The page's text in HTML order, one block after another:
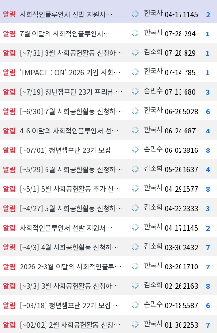
알림
사회적인플루언서 선발 지원서 한국사회공헌협회
04-17 1145
2
알림
7월 이달의 사회적인플루언서 한국사회공헌협회
07-28 294
1
알림
[~7/31] 8월 사회공헌활동 신청하기 김소희 07-28 829
1
알림
'IMPACT : ON' 2026 기업 사회공헌 실천사례 발굴 지원사업 참여기업 모집 한국사회공헌협회
07-14 785
1
알림
[~7/19] 청년챔프단 23기 프리뷰 신청하기 손민수07-13 680
3
알림
[~6/30] 7월 사회공헌활동 신청하기 한국사회공헌협회
06-26 5028
6
알림
4-6 이달의 사회적인플루언서 선정 발표 한국사회공헌협회
06-24 687
4
알림
[~07/01] 청년챔프단 23기 모집 中 손민수06-02 3816
8
알림
[~5/29] 6월 사회공헌활동 신청하기 김소희 05-26 1637
4
알림
[~5/1] 5월 사회공헌활동 추가 신청하기 한국사회공헌협회
04-29 1577
8
알림
[~4/27] 5월 사회공헌활동 신청하기 김소희 04-23 2333
3
알림
사회적인플루언서 선발 지원서 한국사회공헌협회
04-17 1145
2
알림
[~4/3] 4월 사회공헌활동 신청하기 김소희 03-30 2432
7
알림
2026 2-3월 이달의 사회적인플루언서 선정 발표 한국사회공헌협회
03-20 1710
7
알림
[~3/3] 3월 사회공헌활동 신청하기 김소희 02-26 2163
8
알림
[~03/18] 청년챔프단 22기 모집 中 손민수02-18 5587
6
알림
[~02/02] 2월 사회공헌활동 신청하기 한국사회공헌협회
01-30 2253
7